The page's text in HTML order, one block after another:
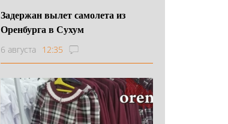
Задержан вылет самолета из
Оренбурга в Сухум
6 августа 12:35